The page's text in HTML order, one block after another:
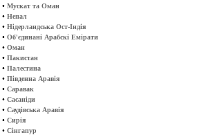
• Мускат та Оман
• Непал
• Нідерландська Ост-Індія
• Об'єдинані Арабскі Емірати
• Оман
• Пакистан
• Палестина
• Південна Аравія
• Саравак
• Сасаніди
• Саудівська Аравія
• Сирія
• Сінгапур